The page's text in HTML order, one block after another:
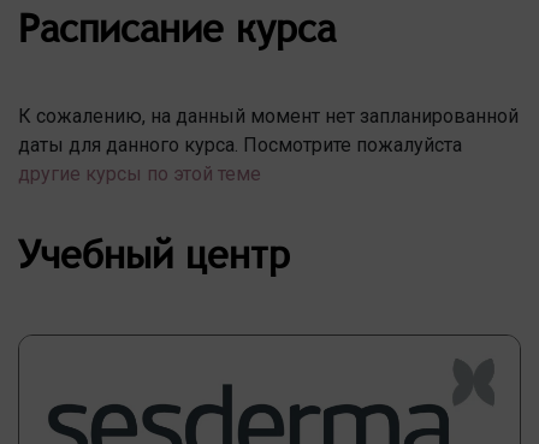
Расписание курса
К сожалению, на данный момент нет запланированной
даты для данного курса. Посмотрите пожалуйста
другие курсы по этой теме
Учебный центр